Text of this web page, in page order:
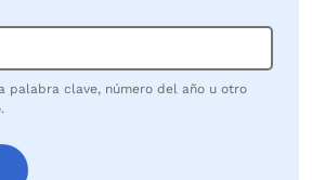
palabra clave, número del año u otro